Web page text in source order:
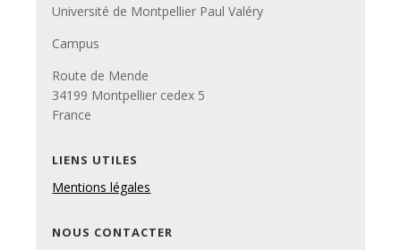
Université de Montpellier Paul Valéry
Campus
Route de Mende
34199 Montpellier cedex 5
France
LIENS UTILES
Mentions légales
NOUS CONTACTER